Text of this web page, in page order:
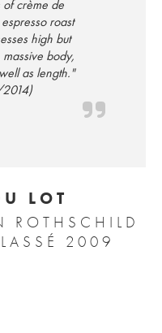
of crème de
roast
high but
body,
as length."
LOT
ROTHSCHILD
2009